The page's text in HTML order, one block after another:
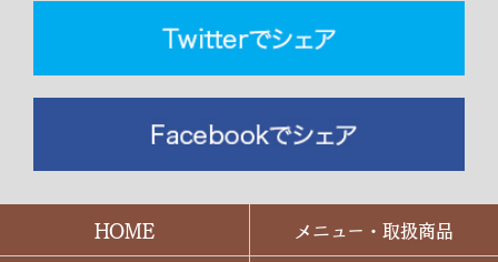
HOME メニュー・取扱商品